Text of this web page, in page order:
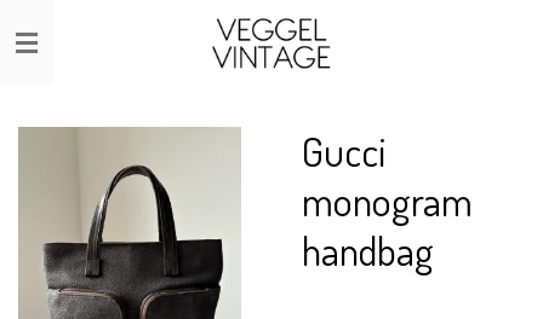
Ga
direct
de
Gucci
monogram
handbag